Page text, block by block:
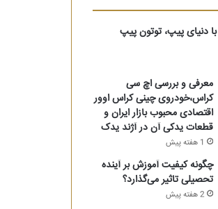
با دنیای پیپ، توتون پیپ
معرفی و بررسی اچ سی
کراس،خودروی چینی کراس اوور
اقتصادی محبوب بازار ایران و
قطعات یدکی آن در آژند یدک
1 هفته پیش
چگونه کیفیت آموزش بر آینده
تحصیلی تاثیر می‌گذارد؟
2 هفته پیش